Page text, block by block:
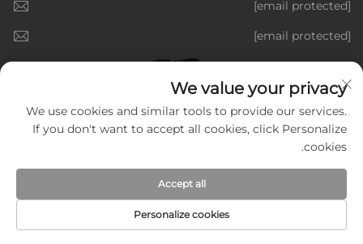
[email protected]
[email protected]
حقوق النشر © شركة جيانغسو جولدنلاين للمعدات الذكية المحدودة، جميع
الحقوق محفوظة —سياسة الخصوصية—المدونة
We value your privacy
We use cookies and similar tools to provide our services.
If you don't want to accept all cookies, click Personalize
cookies.
Personalize cookies
Accept all